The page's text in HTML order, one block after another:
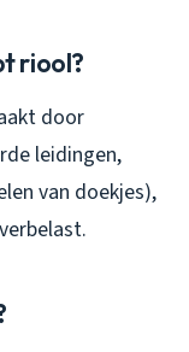
riool?
door
leidingen,
van doekjes),